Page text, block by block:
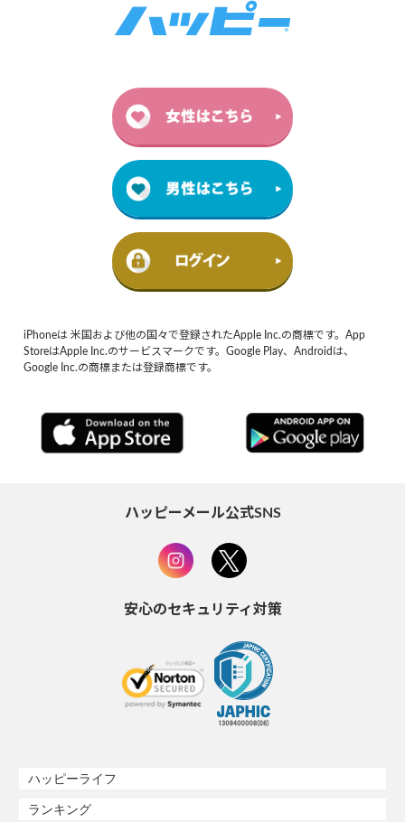
iPhoneは 米国および他の国々で登録されたApple Inc.の商標です。App
StoreはApple Inc.のサービスマークです。Google Play、Androidは、
Google Inc.の商標または登録商標です。
ハッピーメール公式SNS
安心のセキュリティ対策
ハッピーライフ
ランキング